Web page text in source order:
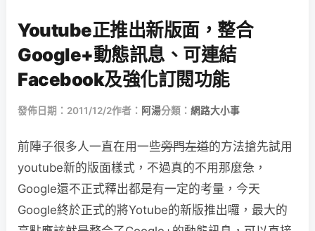
Youtube正推出新版面，整合
Google+動態訊息、可連結
Facebook及強化訂閱功能
發佈日期：2011/12/2作者： 阿湯分類： 網路大小事
前陣子很多人一直在用一些旁門左道的方法搶先試用
youtube新的版面樣式，不過真的不用那麼急，
Google還不正式釋出都是有一定的考量，今天
Google終於正式的將Yotube的新版推出囉，最大的